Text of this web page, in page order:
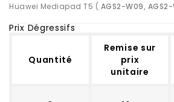
Huawei Mediapad T5 ( AGS2-W09, AGS2-
Prix Dégressifs
Quantité
Remise sur
prix
unitaire